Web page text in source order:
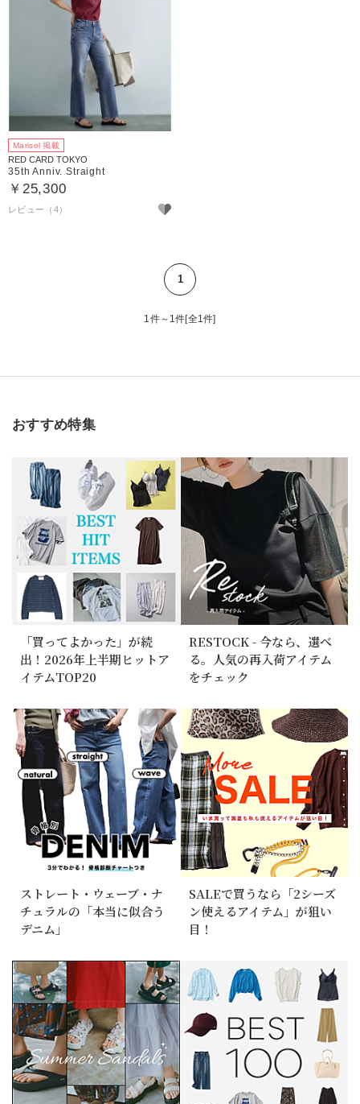
Marisol 掲載
RED CARD TOKYO
35th Anniv. Straight
￥25,300
レビュー（4）
1
1件～1件[全1件]
おすすめ特集
「買ってよかった」が続
出！2026年上半期ヒットア
イテムTOP20
RESTOCK - 今なら、選べ
る。人気の再入荷アイテム
をチェック
ストレート・ウェーブ・ナ
チュラルの「本当に似合う
デニム」
SALEで買うなら「2シーズ
ン使えるアイテム」が狙い
目！